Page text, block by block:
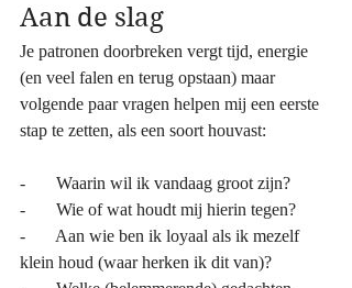
Aan de slag
Je patronen doorbreken vergt tijd, energie
(en veel falen en terug opstaan) maar
volgende paar vragen helpen mij een eerste
stap te zetten, als een soort houvast:
-       Waarin wil ik vandaag groot zijn?
-       Wie of wat houdt mij hierin tegen?
-       Aan wie ben ik loyaal als ik mezelf
klein houd (waar herken ik dit van)?